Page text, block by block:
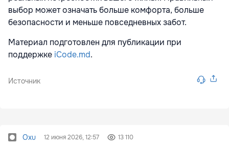
выбор может означать больше комфорта, больше
безопасности и меньше повседневных забот.
Материал подготовлен для публикации при
поддержке iCode.md.
Источник
Oxu 12 июня 2026, 12:57 13 110